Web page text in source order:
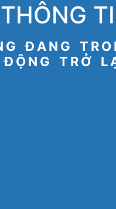
ĐANG
ĐỘNG TRỞ